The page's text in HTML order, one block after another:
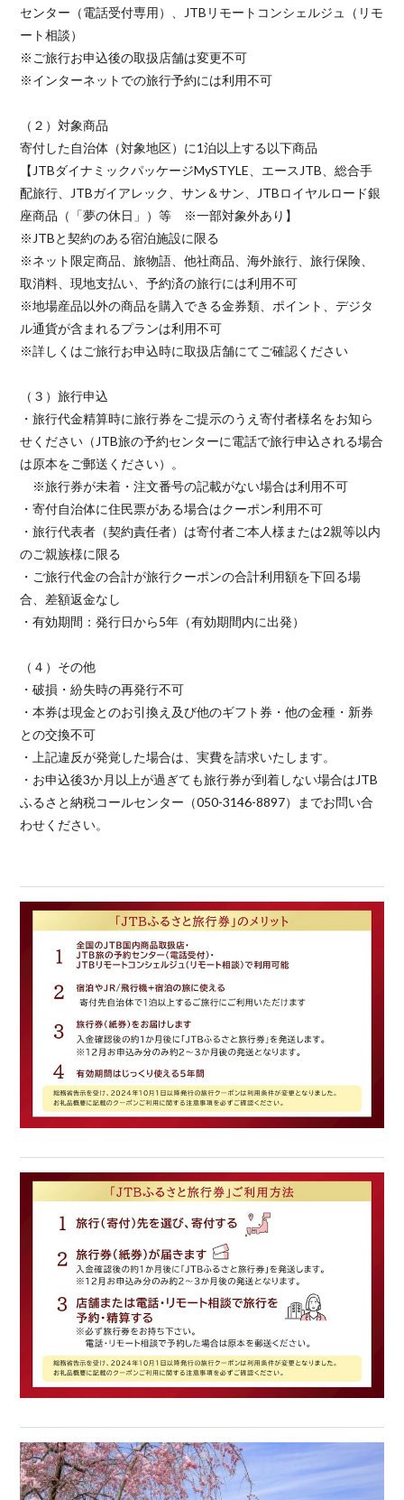
センター（電話受付専用）、JTBリモートコンシェルジュ（リモ
ート相談）
※ご旅行お申込後の取扱店舗は変更不可
※インターネットでの旅行予約には利用不可
（２）対象商品
寄付した自治体（対象地区）に1泊以上する以下商品
【JTBダイナミックパッケージMySTYLE、エースJTB、総合手
配旅行、JTBガイアレック、サン＆サン、JTBロイヤルロード銀
座商品（「夢の休日」）等 ※一部対象外あり】
※JTBと契約のある宿泊施設に限る
※ネット限定商品、旅物語、他社商品、海外旅行、旅行保険、
取消料、現地支払い、予約済の旅行には利用不可
※地場産品以外の商品を購入できる金券類、ポイント、デジタ
ル通貨が含まれるプランは利用不可
※詳しくはご旅行お申込時に取扱店舗にてご確認ください
（３）旅行申込
・旅行代金精算時に旅行券をご提示のうえ寄付者様名をお知ら
せください（JTB旅の予約センターに電話で旅行申込される場合
は原本をご郵送ください）。
※旅行券が未着・注文番号の記載がない場合は利用不可
・寄付自治体に住民票がある場合はクーポン利用不可
・旅行代表者（契約責任者）は寄付者ご本人様または2親等以内
のご親族様に限る
・ご旅行代金の合計が旅行クーポンの合計利用額を下回る場
合、差額返金なし
・有効期間：発行日から5年（有効期間内に出発）
（４）その他
・破損・紛失時の再発行不可
・本券は現金とのお引換え及び他のギフト券・他の金種・新券
との交換不可
・上記違反が発覚した場合は、実費を請求いたします。
・お申込後3か月以上が過ぎても旅行券が到着しない場合はJTB
ふるさと納税コールセンター（050-3146-8897）までお問い合
わせください。